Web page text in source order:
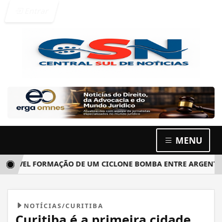
MENU
FORMAÇÃO DE UM CICLONE BOMBA ENTRE ARGENTINA,
NOTÍCIAS/CURITIBA